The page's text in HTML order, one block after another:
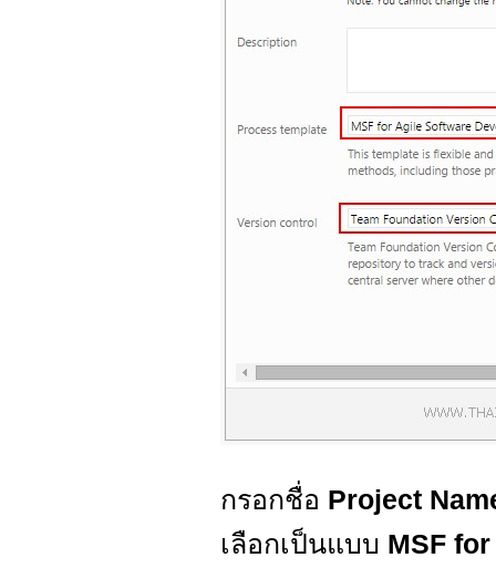
กรอกชื่อ Project
เลือกเป็นแบบ MSF